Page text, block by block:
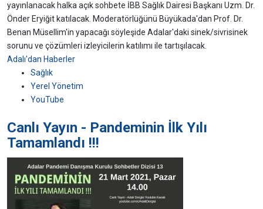
yayınlanacak halka açık sohbete İBB Sağlık Dairesi Başkanı Uzm. Dr.
Önder Eryiğit katılacak. Moderatörlüğünü Büyükada'dan Prof. Dr.
Benan Müsellim'in yapacağı söyleşide Adalar'daki sinek/sivrisinek
sorunu ve çözümleri izleyicilerin katılımı ile tartışılacak.
Adalı'dan Haberler
Sağlık
Yerel Yönetim
YouTube
Canlı Yayın - Pandeminin İlk Yılı
Tamamlandı !!!